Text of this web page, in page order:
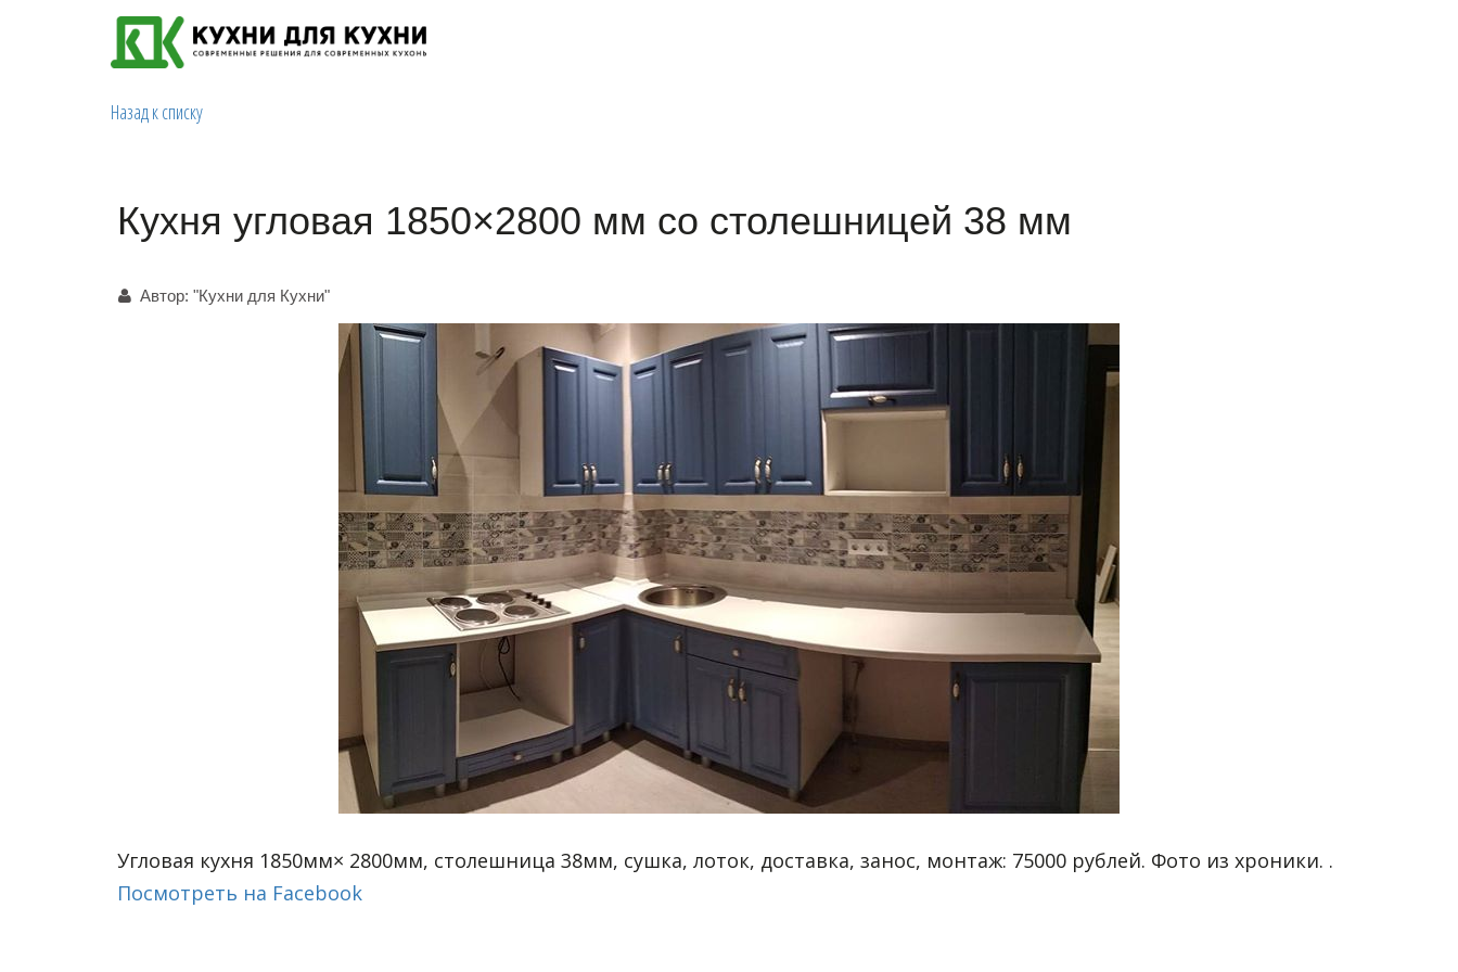
Назад к списку
Кухня угловая 1850×2800 мм со столешницей 38 мм
Автор: "Кухни для Кухни"
Угловая кухня 1850мм× 2800мм, столешница 38мм, сушка, лоток, доставка, занос, монтаж: 75000 рублей. Фото из хроники. .
Посмотреть на Facebook